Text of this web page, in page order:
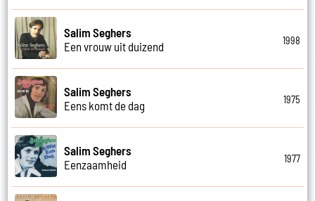
Salim Seghers
Een vrouw uit duizend
1998
Salim Seghers
Eens komt de dag
1975
Salim Seghers
Eenzaamheid
1977